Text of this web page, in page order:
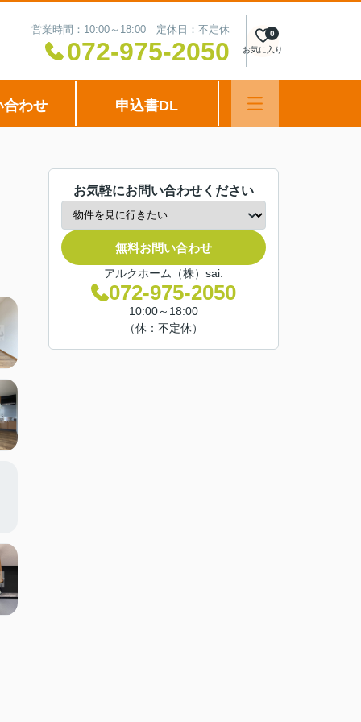
営業時間：10:00～18:00 定休日：不定休
072-975-2050 お気に入り
0
合わせ 申込書DL
お気軽にお問い合わせください
無料お問い合わせ
アルクホーム（株）sai.
072-975-2050
10:00～18:00
（休：不定休）